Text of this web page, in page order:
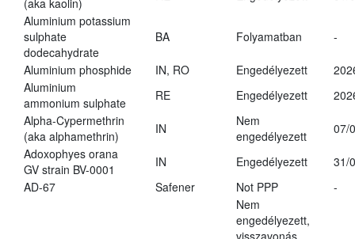
(aka kaolin)
Aluminium potassium
sulphate
dodecahydrate
BA Folyamatban -
Aluminium phosphide IN, RO Engedélyezett
Aluminium
ammonium sulphate
RE Engedélyezett
Alpha-Cypermethrin
(aka alphamethrin)
IN
Nem
engedélyezett
07/
Adoxophyes orana
GV strain BV-0001
IN Engedélyezett
31/
AD-67
Safener Not PPP -
Nem
engedélyezett,